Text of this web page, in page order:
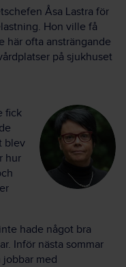
Åsa Lastra för
Hon ville få
här ofta ansträngande
på sjukhuset
fick
blev
hur
hade något bra
Inför nästa sommar
jobbar med